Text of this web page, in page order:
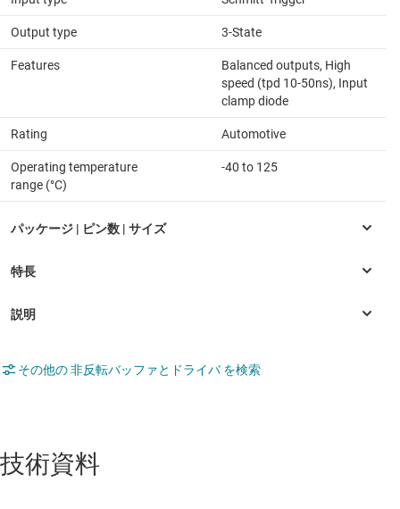
Output type 3-State
Features
Balanced outputs, High
speed (tpd 10-50ns), Input
clamp diode
Rating Automotive
Operating temperature
range (°C)
-40 to 125
その他の 非反転バッファとドライバ を検索
技術資料